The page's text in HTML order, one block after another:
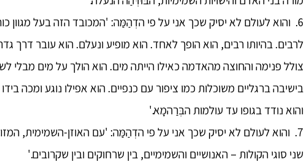
6. והוא לעולם לא יסיק שכך אני על פי הדְהַמַּה: 'המכובד הזה בעל מגוון
לרבים. בהיותו רבים, הוא הופך לאחד. הוא מופיע ונעלם. הוא עובר דרך
צולל פנימה והחוצה מהאדמה כאילו הייתה מים. הוא הולך על מים מבלי
בישיבה ברגליים משוכלות כמו ציפור עם כנפיים. הוא אפילו נוגע ומכה
והוא נודד בגופו עד עולמות הבְּרַהמָא.'
7. והוא לעולם לא יסיק שכך אני על פי הדְהַמַּה: 'עם האוזן-השמימית,
שני סוגי הקולות – האנושיים והשמימיים, בין שרחוקים ובין שקרובים.'